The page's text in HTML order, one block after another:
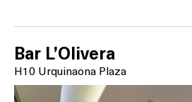
Bar L’Olivera
H10 Urquinaona Plaza